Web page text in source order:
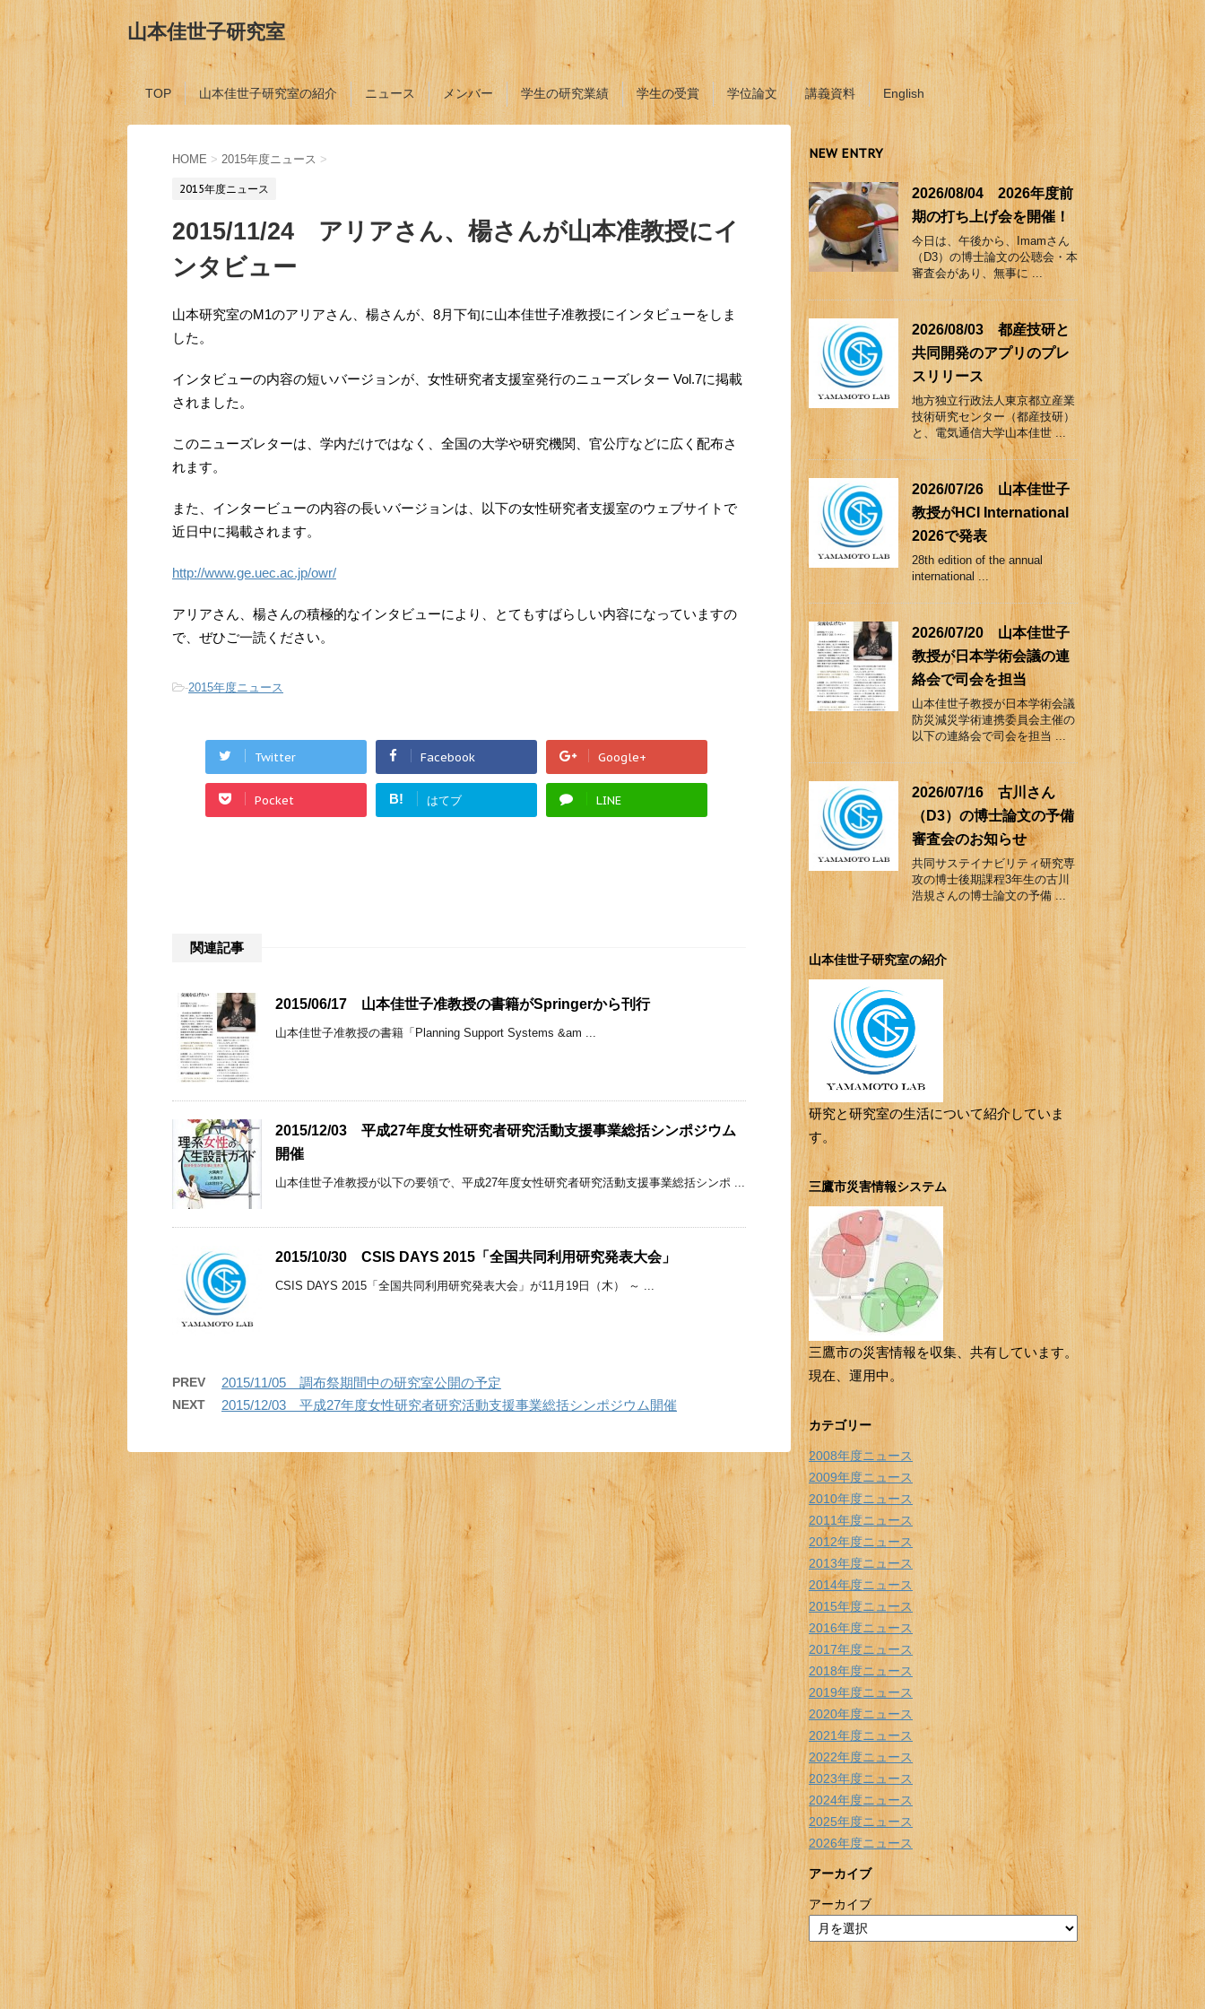
山本佳世子研究室
TOP 山本佳世子研究室の紹介 ニュース メンバー 学生の研究業績 学生の受賞 学位論文 講義資料 English
HOME > 2015年度ニュース >
2015年度ニュース
2015/11/24 アリアさん、楊さんが山本准教授にイ
ンタビュー
山本研究室のM1のアリアさん、楊さんが、8月下旬に山本佳世子准教授にインタビューをしま
した。
インタビューの内容の短いバージョンが、女性研究者支援室発行のニューズレター Vol.7に掲載
されました。
このニューズレターは、学内だけではなく、全国の大学や研究機関、官公庁などに広く配布さ
れます。
また、インタービューの内容の長いバージョンは、以下の女性研究者支援室のウェブサイトで
近日中に掲載されます。
http://www.ge.uec.ac.jp/owr/
アリアさん、楊さんの積極的なインタビューにより、とてもすばらしい内容になっていますの
で、ぜひご一読ください。
-2015年度ニュース
Twitter Facebook Google+
Pocket B! はてブ LINE
関連記事
2015/06/17 山本佳世子准教授の書籍がSpringerから刊行
山本佳世子准教授の書籍「Planning Support Systems &am ...
2015/12/03 平成27年度女性研究者研究活動支援事業総括シンポジウム
開催
山本佳世子准教授が以下の要領で、平成27年度女性研究者研究活動支援事業総括シンポ ...
2015/10/30 CSIS DAYS 2015「全国共同利用研究発表大会」
CSIS DAYS 2015「全国共同利用研究発表大会」が11月19日（木） ～ ...
PREV 2015/11/05 調布祭期間中の研究室公開の予定
NEXT 2015/12/03 平成27年度女性研究者研究活動支援事業総括シンポジウム開催
NEW ENTRY
2026/08/04 2026年度前
期の打ち上げ会を開催！
今日は、午後から、Imamさん
（D3）の博士論文の公聴会・本
審査会があり、無事に ...
2026/08/03 都産技研と
共同開発のアプリのプレ
スリリース
地方独立行政法人東京都立産業
技術研究センター（都産技研）
と、電気通信大学山本佳世 ...
2026/07/26 山本佳世子
教授がHCI International
2026で発表
28th edition of the annual
international ...
2026/07/20 山本佳世子
教授が日本学術会議の連
絡会で司会を担当
山本佳世子教授が日本学術会議
防災減災学術連携委員会主催の
以下の連絡会で司会を担当 ...
2026/07/16 古川さん
（D3）の博士論文の予備
審査会のお知らせ
共同サステイナビリティ研究専
攻の博士後期課程3年生の古川
浩規さんの博士論文の予備 ...
山本佳世子研究室の紹介
研究と研究室の生活について紹介していま
す。
三鷹市災害情報システム
三鷹市の災害情報を収集、共有しています。
現在、運用中。
カテゴリー
2008年度ニュース
2009年度ニュース
2010年度ニュース
2011年度ニュース
2012年度ニュース
2013年度ニュース
2014年度ニュース
2015年度ニュース
2016年度ニュース
2017年度ニュース
2018年度ニュース
2019年度ニュース
2020年度ニュース
2021年度ニュース
2022年度ニュース
2023年度ニュース
2024年度ニュース
2025年度ニュース
2026年度ニュース
アーカイブ
アーカイブ